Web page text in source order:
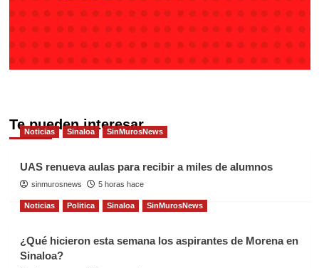
Te pueden interesar
Noticias Sinaloa SinMurosNews
UAS renueva aulas para recibir a miles de alumnos
sinmurosnews 5 horas hace
Noticias Politica Sinaloa SinMurosNews
¿Qué hicieron esta semana los aspirantes de Morena en
Sinaloa?